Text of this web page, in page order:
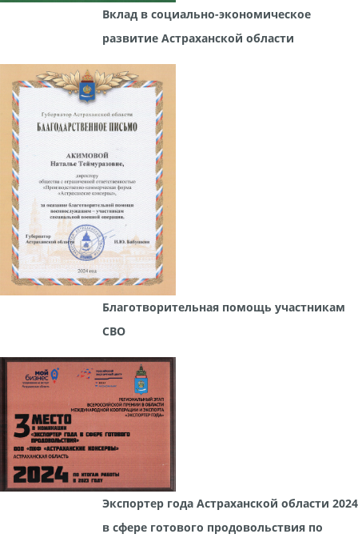
Вклад в социально-экономическое
развитие Астраханской области
Благотворительная помощь участникам
СВО
Экспортер года Астраханской области 2024
в сфере готового продовольствия по